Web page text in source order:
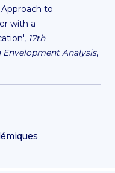
to
with a
17th
Analysis,